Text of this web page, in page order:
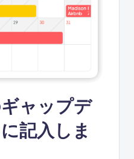
ャップデ
記入しま